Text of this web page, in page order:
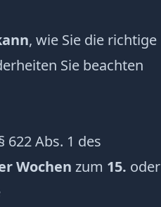
, wie Sie die richtige
Sie beachten
Abs. 1 des
Wochen zum 15. oder